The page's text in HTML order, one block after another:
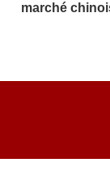
marché